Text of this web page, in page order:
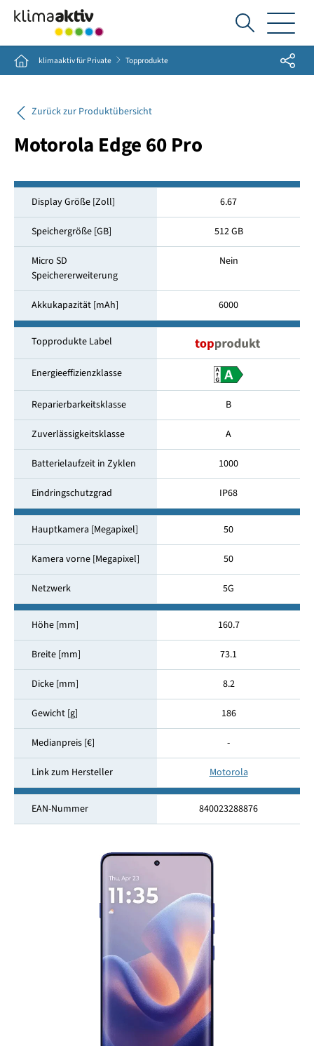
Ich
suche...
Home klimaaktiv für Private Topprodukte Share
Zurück zur Produktübersicht
Motorola Edge 60 Pro
Display Größe [Zoll] 6.67
Speichergröße [GB] 512 GB
Micro SD
Speichererweiterung
Nein
Akkukapazität [mAh] 6000
Topprodukte Label
Energieeffizienzklasse
Reparierbarkeitsklasse B
Zuverlässigkeitsklasse A
Batterielaufzeit in Zyklen 1000
Eindringschutzgrad IP68
Hauptkamera [Megapixel] 50
Kamera vorne [Megapixel] 50
Netzwerk 5G
Höhe [mm] 160.7
Breite [mm] 73.1
Dicke [mm] 8.2
Gewicht [g] 186
Medianpreis [€] -
Link zum Hersteller Motorola
EAN-Nummer 840023288876